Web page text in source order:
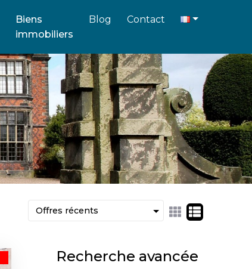
Biens
immobiliers
Blog Contact
Recherche avancée